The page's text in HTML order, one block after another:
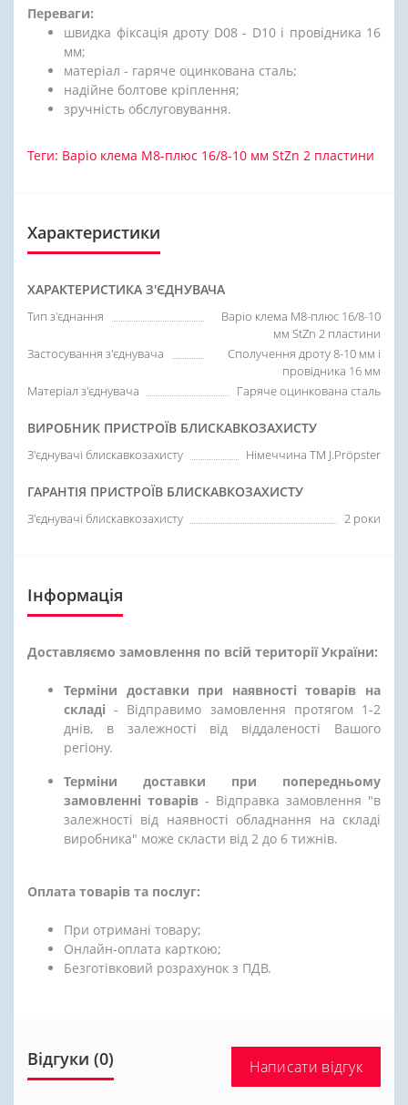
Переваги:
швидка фіксація дроту D08 - D10 і провідника 16
мм;
матеріал - гаряче оцинкована сталь;
надійне болтове кріплення;
зручність обслуговування.
Теги: Варіо клема М8-плюс 16/8-10 мм StZn 2 пластини
Характеристики
ХАРАКТЕРИСТИКА З'ЄДНУВАЧА
Тип з'єднання
Варіо клема М8-плюс 16/8-10
мм StZn 2 пластини
Застосування з'єднувача
Сполучення дроту 8-10 мм і
провідника 16 мм
Матеріал з'єднувача
Гаряче оцинкована сталь
ВИРОБНИК ПРИСТРОЇВ БЛИСКАВКОЗАХИСТУ
З'єднувачі блискавкозахисту Німеччина ТМ J.Pröpster
ГАРАНТІЯ ПРИСТРОЇВ БЛИСКАВКОЗАХИСТУ
З'єднувачі блискавкозахисту 2 роки
Інформація
Доставляємо замовлення по всій території України:
Терміни доставки при наявності товарів на
складі - Відправимо замовлення протягом 1-2
днів, в залежності від віддаленості Вашого
регіону.
Терміни доставки при попередньому
замовленні товарів - Відправка замовлення "в
залежності від наявності обладнання на складі
виробника" може скласти від 2 до 6 тижнів.
Оплата товарів та послуг:
При отримані товару;
Онлайн-оплата карткою;
Безготівковий розрахунок з ПДВ.
Відгуки (0) Написати відгук